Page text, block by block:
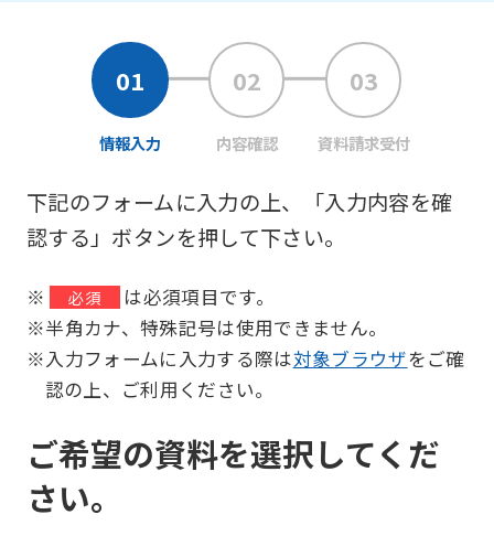
情報入力 内容確認 資料請求受付
下記のフォームに入力の上、「入力内容を確
認する」ボタンを押して下さい。
※ 必須
は必須項目です。
※半角カナ、特殊記号は使用できません。
※入力フォームに入力する際は対象ブラウザをご確
認の上、ご利用ください。
ご希望の資料を選択してくだ
さい。